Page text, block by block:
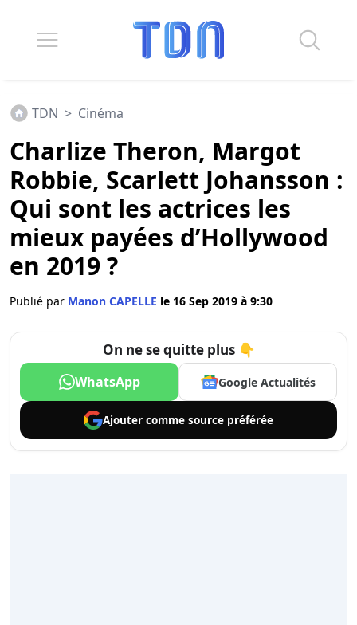
TDN > Cinéma
Charlize Theron, Margot
Robbie, Scarlett Johansson :
Qui sont les actrices les
mieux payées d’Hollywood
en 2019 ?
Publié par Manon CAPELLE le 16 Sep 2019 à 9:30
On ne se quitte plus 👇
WhatsApp Google Actualités
Ajouter comme source préférée